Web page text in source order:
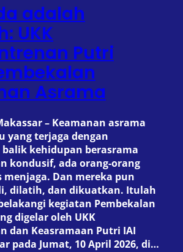
adalah
UKK
Putri
Asrama
– Keamanan asrama
yang terjaga dengan
kehidupan berasrama
kondusif, ada orang-orang
menjaga. Dan mereka pun
dilatih, dan dikuatkan. Itulah
kegiatan Pembekalan
digelar oleh UKK
dan Keasramaan Putri IAI
pada Jumat, 10 April 2026, di…